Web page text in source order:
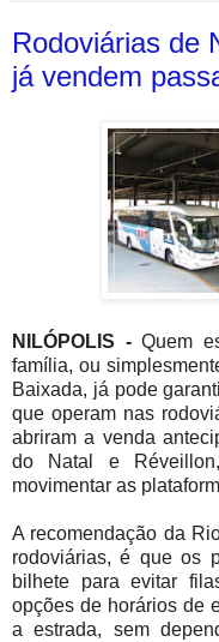
Rodoviárias de
já vendem
NILÓPOLIS -Quem
família, ou
Baixada, já pode
que operam nas
abriram a venda
do Natal e
movimentar as
A recomendação da
rodoviárias, é que os
bilhete para evitar
opções de horários de
a estrada, sem